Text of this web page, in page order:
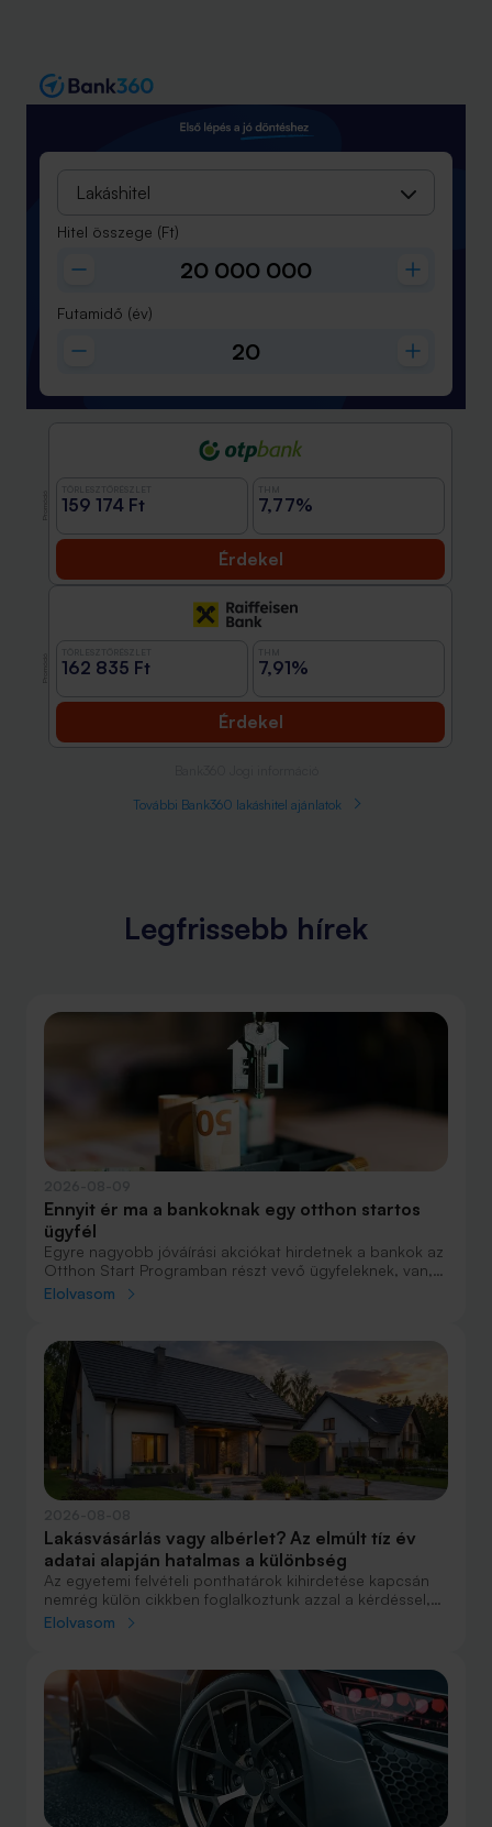
Lakáshitel
Hitel összege (Ft)
Futamidő (év)
159 174 Ft 7,77%
Érdekel
162 835 Ft 7,91%
Érdekel
További Bank360 lakáshitel ajánlatok
Legfrissebb hírek
Ennyit ér ma a bankoknak egy otthon startos
ügyfél
Egyre nagyobb jóváírási akciókat hirdetnek a bankok az
Otthon Start Programban részt vevő ügyfeleknek, van,
ahol összesen akár félmillió forint jóváírást is össze lehet
nagyobb jóváírásért?
Elolvasom
Lakásvásárlás vagy albérlet? Az elmúlt tíz év
adatai alapján hatalmas a különbség
Az egyetemi felvételi ponthatárok kihirdetése kapcsán
nemrég külön cikkben foglalkoztunk azzal a kérdéssel,
hogy lakást venni vagy vásárolni éri meg jobban. Előző
csak teheti, annak mindenképpen megéri a
lakásvásárlás. De mi a helyzet akkor, ha inkább a
múltbéli adatokra koncentrálunk? Hogyan áll ma valaki,
aki 2016-ban lakást vásárolt, illetve valaki, aki a bérlés
mellett döntött, illetve jobb híján arra kényszerült?
Elolvasom